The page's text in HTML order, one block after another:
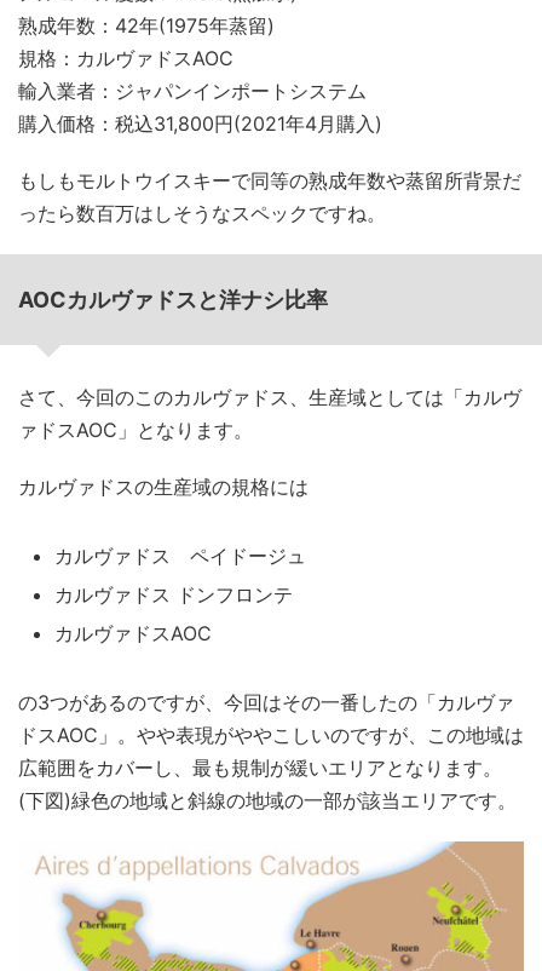
熟成年数：42年(1975年蒸留)
規格：カルヴァドスAOC
輸入業者：ジャパンインポートシステム
購入価格：税込31,800円(2021年4月購入)
もしもモルトウイスキーで同等の熟成年数や蒸留所背景だ
ったら数百万はしそうなスペックですね。
AOCカルヴァドスと洋ナシ比率
さて、今回のこのカルヴァドス、生産域としては「カルヴ
ァドスAOC」となります。
カルヴァドスの生産域の規格には
カルヴァドス ペイドージュ
カルヴァドス ドンフロンテ
カルヴァドスAOC
の3つがあるのですが、今回はその一番したの「カルヴァ
ドスAOC」。やや表現がややこしいのですが、この地域は
広範囲をカバーし、最も規制が緩いエリアとなります。
(下図)緑色の地域と斜線の地域の一部が該当エリアです。